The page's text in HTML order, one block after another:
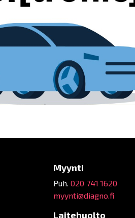
Myynti
Puh. 020 741 1620
myynti@diagno.fi
Laitehuolto